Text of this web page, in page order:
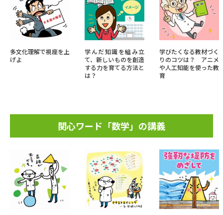
多文化理解で視座を上
げよ
学んだ知識を組み立
て、新しいものを創造
する力を育てる方法と
は？
学びたくなる教材づく
りのコツは？ アニメ
や人工知能を使った教
育
関心ワード「数学」の講義